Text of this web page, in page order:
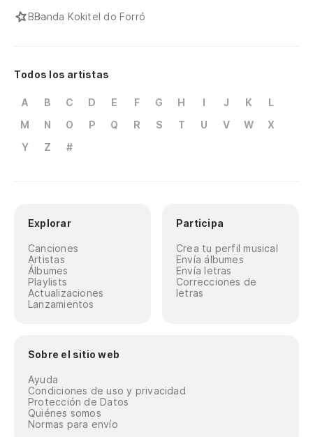
BBanda Kokitel do Forró
Todos los artistas
A B C D E F G H I J K
L
M
N O P Q R S T U V W
X
Y
Z #
Explorar
Canciones
Artistas
Álbumes
Playlists
Actualizaciones
Lanzamientos
Participa
Crea tu perfil musical
Envía álbumes
Envía letras
Correcciones de
letras
Sobre el sitio web
Ayuda
Condiciones de uso y privacidad
Protección de Datos
Quiénes somos
Normas para envío